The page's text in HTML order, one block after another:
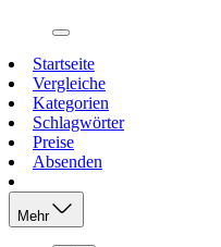
open navigation menu
Startseite
Vergleiche
Kategorien
Schlagwörter
Preise
Absenden
Mehr